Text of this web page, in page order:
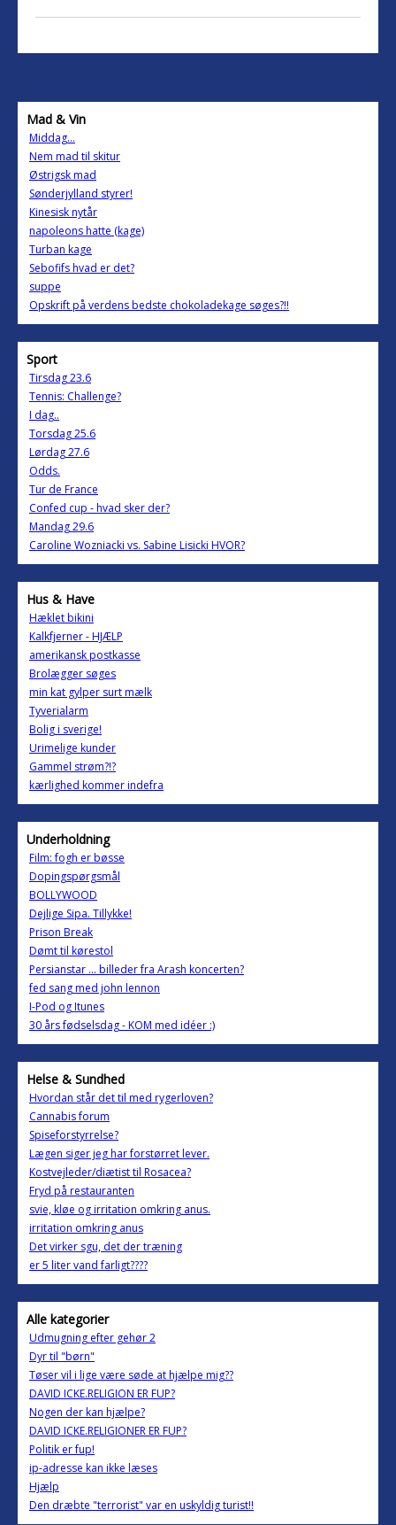
Mad & Vin
Middag...
Nem mad til skitur
Østrigsk mad
Sønderjylland styrer!
Kinesisk nytår
napoleons hatte (kage)
Turban kage
Sebofifs hvad er det?
suppe
Opskrift på verdens bedste chokoladekage søges?!!
Sport
Tirsdag 23.6
Tennis: Challenge?
I dag..
Torsdag 25.6
Lørdag 27.6
Odds.
Tur de France
Confed cup - hvad sker der?
Mandag 29.6
Caroline Wozniacki vs. Sabine Lisicki HVOR?
Hus & Have
Hæklet bikini
Kalkfjerner - HJÆLP
amerikansk postkasse
Brolægger søges
min kat gylper surt mælk
Tyverialarm
Bolig i sverige!
Urimelige kunder
Gammel strøm?!?
kærlighed kommer indefra
Underholdning
Film: fogh er bøsse
Dopingspørgsmål
BOLLYWOOD
Dejlige Sipa. Tillykke!
Prison Break
Dømt til kørestol
Persianstar ... billeder fra Arash koncerten?
fed sang med john lennon
I-Pod og Itunes
30 års fødselsdag - KOM med idéer :)
Helse & Sundhed
Hvordan står det til med rygerloven?
Cannabis forum
Spiseforstyrrelse?
Lægen siger jeg har forstørret lever.
Kostvejleder/diætist til Rosacea?
Fryd på restauranten
svie, kløe og irritation omkring anus.
irritation omkring anus
Det virker sgu, det der træning
er 5 liter vand farligt????
Alle kategorier
Udmugning efter gehør 2
Dyr til "børn"
Tøser vil i lige være søde at hjælpe mig??
DAVID ICKE.RELIGION ER FUP?
Nogen der kan hjælpe?
DAVID ICKE.RELIGIONER ER FUP?
Politik er fup!
ip-adresse kan ikke læses
Hjælp
Den dræbte "terrorist" var en uskyldig turist!!